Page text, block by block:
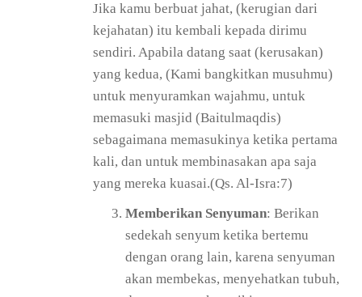
Jika kamu berbuat jahat, (kerugian dari
kejahatan) itu kembali kepada dirimu
sendiri. Apabila datang saat (kerusakan)
yang kedua, (Kami bangkitkan musuhmu)
untuk menyuramkan wajahmu, untuk
memasuki masjid (Baitulmaqdis)
sebagaimana memasukinya ketika pertama
kali, dan untuk membinasakan apa saja
yang mereka kuasai.(Qs. Al-Isra:7)
Memberikan Senyuman: Berikan
sedekah senyum ketika bertemu
dengan orang lain, karena senyuman
akan membekas, menyehatkan tubuh,